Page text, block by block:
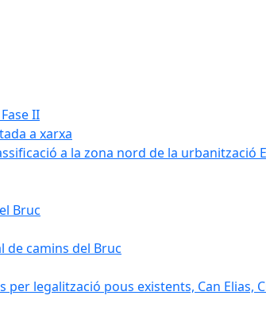
II
a xarxa
a la zona nord de la urbanització
Bruc
camins del Bruc
legalització pous existents, Can Elias,